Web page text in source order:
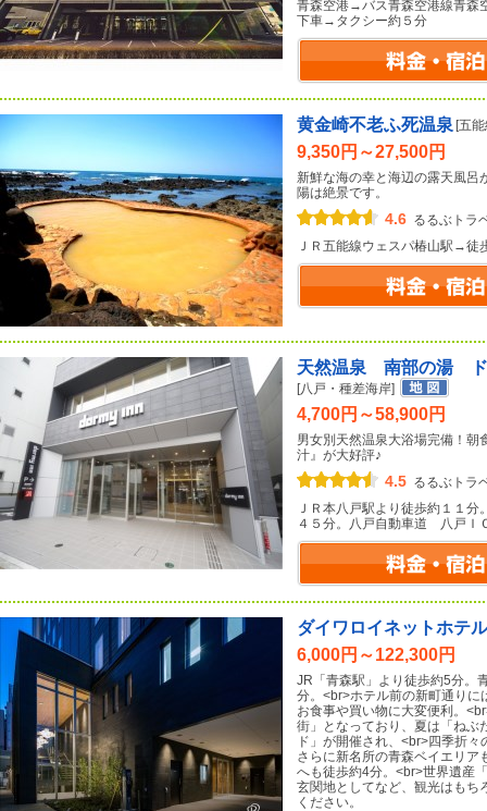
青森空港→バス青森空港線青森
下車→タクシー約５分
黄金崎不老ふ死温泉 [五
9,350円～27,500円
新鮮な海の幸と海辺の露天風呂
陽は絶景です。
4.6 るるぶトラ
ＪＲ五能線ウェスパ椿山駅→徒
天然温泉 南部の湯 ド
[八戸・種差海岸]
4,700円～58,900円
男女別天然温泉大浴場完備！朝
汁』が大好評♪
4.5 るるぶトラ
ＪＲ本八戸駅より徒歩約１１
４５分。八戸自動車道 八戸Ｉ
ダイワロイネットホテ
6,000円～122,300円
JR「青森駅」より徒歩約5分。
分。<br>ホテル前の新町通りに
お食事や買い物に大変便利。
街」となっており、夏は「ねぶ
ド」が開催され、<br>四季折
さらに新名所の青森ベイエリア
へも徒歩約4分。<br>世界遺産
玄関地としてなど、観光はもち
ください。